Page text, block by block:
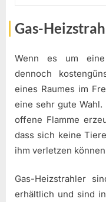
Gas-
Wenn es um eine
dennoch
eines Raumes im
eine sehr gute
offene Flamme
dass sich keine
ihm verletzen
Gas-Heizstrahler
erhältlich und sind